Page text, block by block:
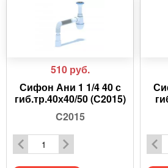
510 руб.
Сифон Ани 1 1/4 40 с
гиб.тр.40х40/50 (С2015)
C2015